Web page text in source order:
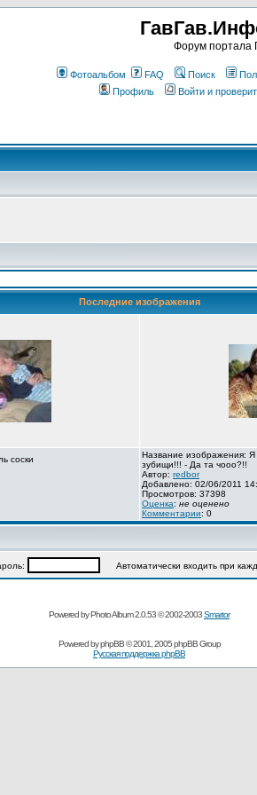
Форум портала
Фотоальбом FAQ Поиск
Профиль
Войти и
Последние изображения
соски
Название изображения: Я
зубищи!!! - Да та чооо?!!
Автор: redbor
Добавлено: 02/06/2011
Просмотров: 37398
Оценка: не оценено
Комментарии: 0
Автоматически входить при
Powered by Photo Album 2.0.53 © 2002-2003Smartor
Powered byphpBB© 2001, 2005 phpBB Group
Русская поддержка phpBB